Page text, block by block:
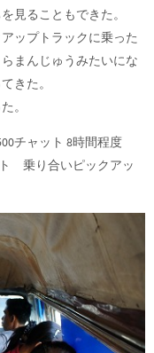
見ることもできた。
ップトラックに乗った
まんじゅうみたいにな
きた。
。
ャット 8時間程度
乗り合いピックアッ